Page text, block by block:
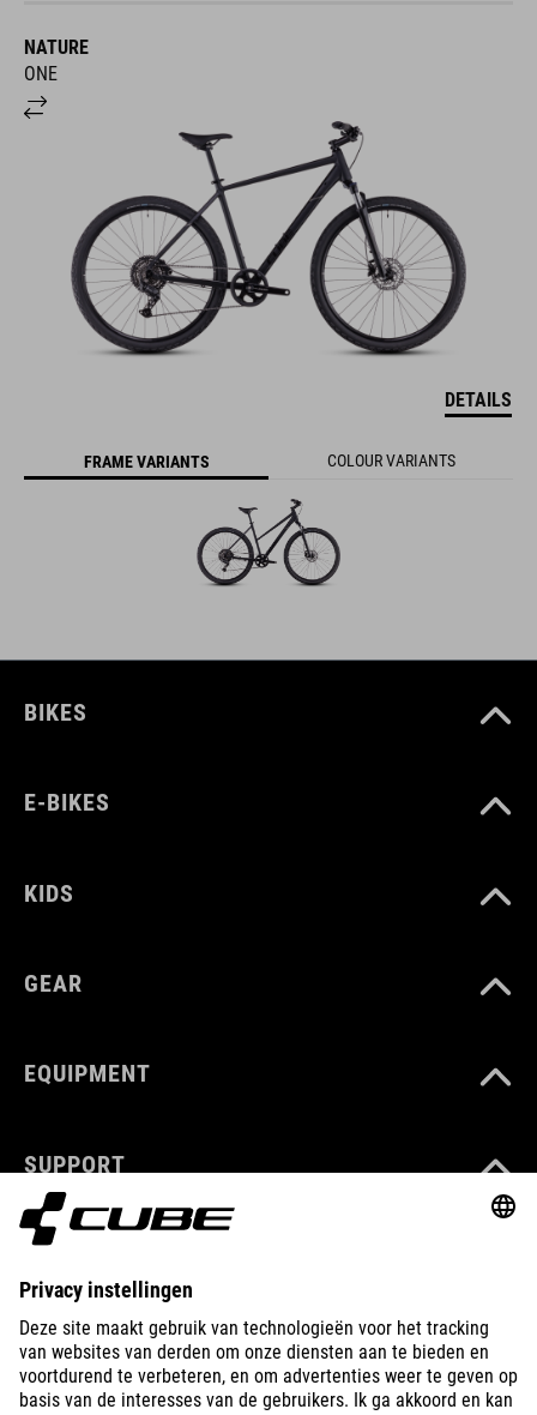
NATURE
ONE
DETAILS
FRAME VARIANTS COLOUR VARIANTS
BIKES
E-BIKES
KIDS
GEAR
EQUIPMENT
SUPPORT
ABOUT US
EXPLORE